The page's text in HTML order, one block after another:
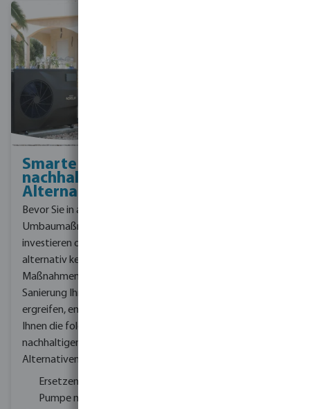
Smarte und
nachhaltige
Alternativen
Bevor Sie in aufwendige
Umbaumaßnahmen
investieren oder
alternativ keine
Maßnahmen zur
Sanierung Ihres Pools
ergreifen, empfehlen wir
Ihnen die folgenden
nachhaltigen
Alternativen:
Ersetzen Sie eine
Pumpe mit